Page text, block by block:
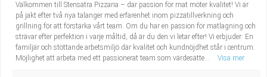
Välkommen till Stensätra Pizzaria – där passion för mat möter kvalitet! Vi är
på jakt efter två nya talanger med erfarenhet inom pizzatillverkning och
grillning för att förstärka vårt team. Om du har en passion för matlagning och
strävar efter perfektion i varje måltid, då är du den vi letar efter! Vi erbjuder: En
familjär och stöttande arbetsmiljö där kvalitet och kundnöjdhet står i centrum.
Möjlighet att arbeta med ett passionerat team som värdesätte...
Visa mer